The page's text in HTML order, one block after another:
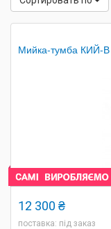
Мийка-тумба КИЙ-
12 300 ₴
поставка: під заказ